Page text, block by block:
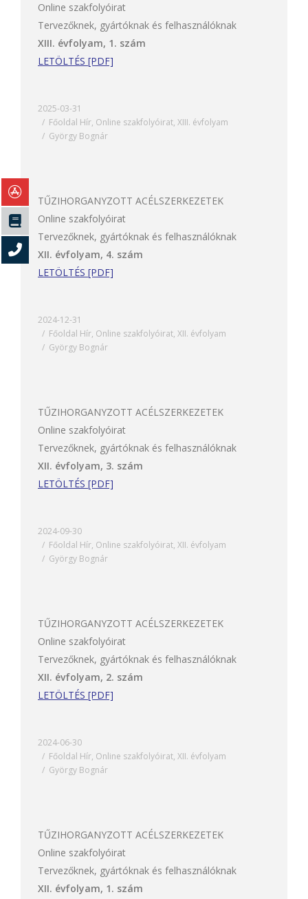
Online szakfolyóirat
Tervezőknek, gyártóknak és felhasználóknak
XIII. évfolyam, 1. szám
LETÖLTÉS [PDF]
2025-03-31
Főoldal Hír, Online szakfolyóirat, XIII. évfolyam
György Bognár
TŰZIHORGANYZOTT ACÉLSZERKEZETEK
Online szakfolyóirat
Tervezőknek, gyártóknak és felhasználóknak
XII. évfolyam, 4. szám
LETÖLTÉS [PDF]
2024-12-31
Főoldal Hír, Online szakfolyóirat, XII. évfolyam
György Bognár
TŰZIHORGANYZOTT ACÉLSZERKEZETEK
Online szakfolyóirat
Tervezőknek, gyártóknak és felhasználóknak
XII. évfolyam, 3. szám
LETÖLTÉS [PDF]
2024-09-30
Főoldal Hír, Online szakfolyóirat, XII. évfolyam
György Bognár
TŰZIHORGANYZOTT ACÉLSZERKEZETEK
Online szakfolyóirat
Tervezőknek, gyártóknak és felhasználóknak
XII. évfolyam, 2. szám
LETÖLTÉS [PDF]
2024-06-30
Főoldal Hír, Online szakfolyóirat, XII. évfolyam
György Bognár
TŰZIHORGANYZOTT ACÉLSZERKEZETEK
Online szakfolyóirat
Tervezőknek, gyártóknak és felhasználóknak
XII. évfolyam, 1. szám